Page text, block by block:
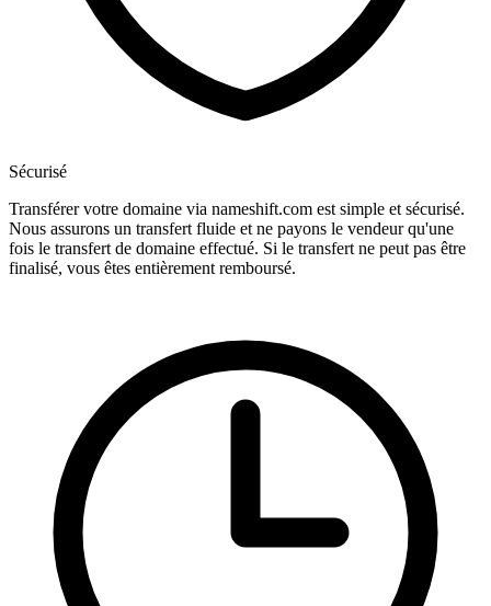
Sécurisé
Transférer votre domaine via nameshift.com est simple et sécurisé.
Nous assurons un transfert fluide et ne payons le vendeur qu'une
fois le transfert de domaine effectué. Si le transfert ne peut pas être
finalisé, vous êtes entièrement remboursé.